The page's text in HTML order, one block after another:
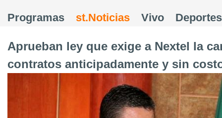
Menú principal
Programas st.Noticias Vivo Deportes
Aprueban ley que exige a Nextel la
contratos anticipadamente y sin